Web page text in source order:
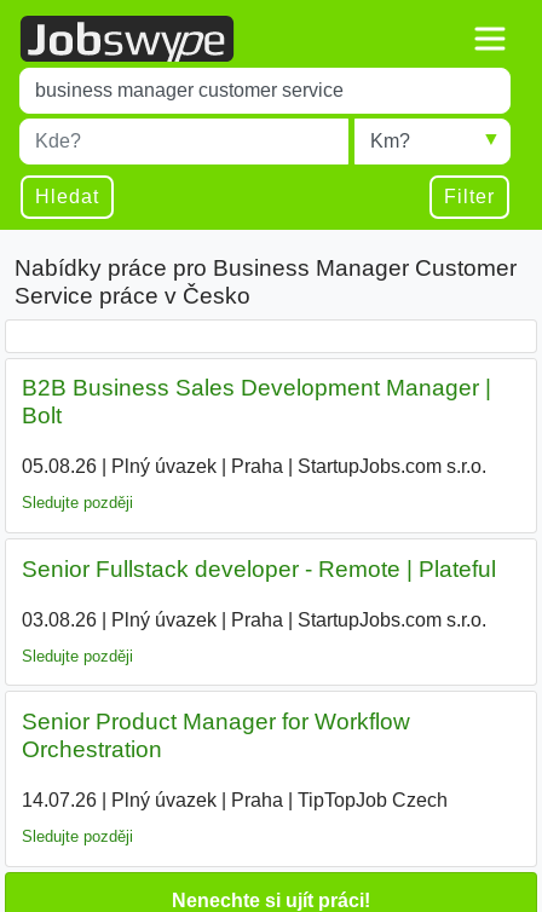
Title
Type 1 or more characters for results.
Místo
Type 1 or more characters for results.
Radius
Hledat Filter
Nabídky práce pro Business Manager Customer
Service práce v Česko
B2B Business Sales Development Manager |
Bolt
05.08.26| Plný úvazek| Praha StartupJobs.com s.r.o.
Sledujte později
Senior Fullstack developer - Remote | Plateful
03.08.26| Plný úvazek| Praha StartupJobs.com s.r.o.
Sledujte později
Senior Product Manager for Workflow
Orchestration
14.07.26| Plný úvazek| Praha TipTopJob Czech
Sledujte později
Nenechte si ujít práci!